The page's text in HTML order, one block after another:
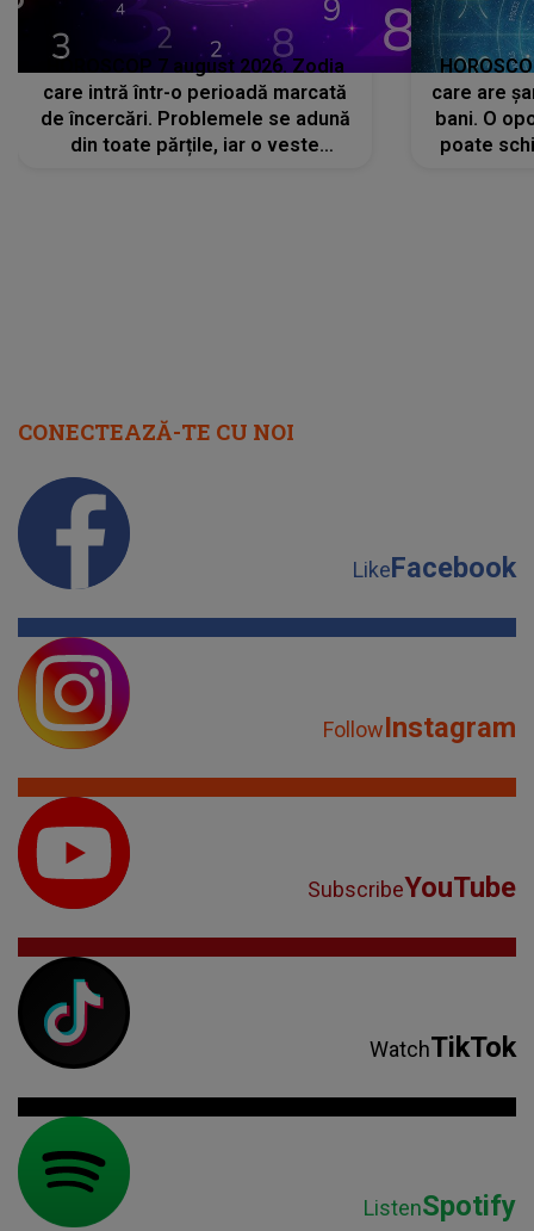
HOROSCOP 7 august 2026. Zodia
care intră într-o perioadă marcată
de încercări. Problemele se adună
din toate părțile, iar o veste
care are
bani. O
poate
CONECTEAZĂ-TE CU NOI
LikeFacebook
FollowInstagram
SubscribeYouTube
WatchTikTok
ListenSpotify